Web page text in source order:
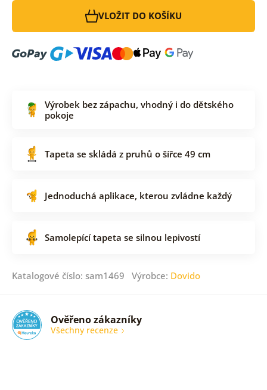
VLOŽIT DO KOŠÍKU
Výrobek bez zápachu, vhodný i do dětského
pokoje
Tapeta se skládá z pruhů o šířce 49 cm
Jednoduchá aplikace, kterou zvládne každý
Samolepící tapeta se silnou lepivostí
Katalogové číslo: sam1469 Výrobce: Dovido
Ověřeno zákazníky
Všechny recenze